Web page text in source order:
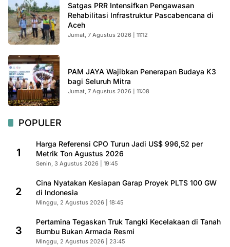
Satgas PRR Intensifkan Pengawasan
Rehabilitasi Infrastruktur Pascabencana di
Aceh
Jumat, 7 Agustus 2026 | 11:12
PAM JAYA Wajibkan Penerapan Budaya K3
bagi Seluruh Mitra
Jumat, 7 Agustus 2026 | 11:08
POPULER
1
Harga Referensi CPO Turun Jadi US$ 996,52 per
Metrik Ton Agustus 2026
Senin, 3 Agustus 2026 | 19:45
2
Cina Nyatakan Kesiapan Garap Proyek PLTS 100 GW
di Indonesia
Minggu, 2 Agustus 2026 | 18:45
3
Pertamina Tegaskan Truk Tangki Kecelakaan di Tanah
Bumbu Bukan Armada Resmi
Minggu, 2 Agustus 2026 | 23:45